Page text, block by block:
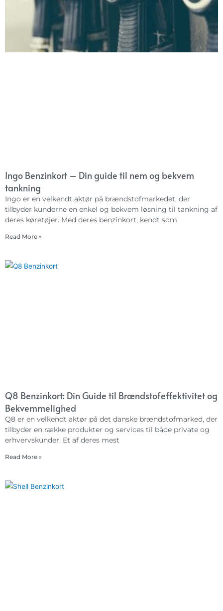
Ingo Benzinkort – Din guide til nem og bekvem
tankning
Ingo er en velkendt aktør på brændstofmarkedet, der
tilbyder kunderne en enkel og bekvem løsning til tankning af
deres køretøjer. Med deres benzinkort, kendt som
Read More »
Q8 Benzinkort: Din Guide til Brændstofeffektivitet og
Bekvemmelighed
Q8 er en velkendt aktør på det danske brændstofmarked, der
tilbyder en række produkter og services til både private og
erhvervskunder. Et af deres mest
Read More »